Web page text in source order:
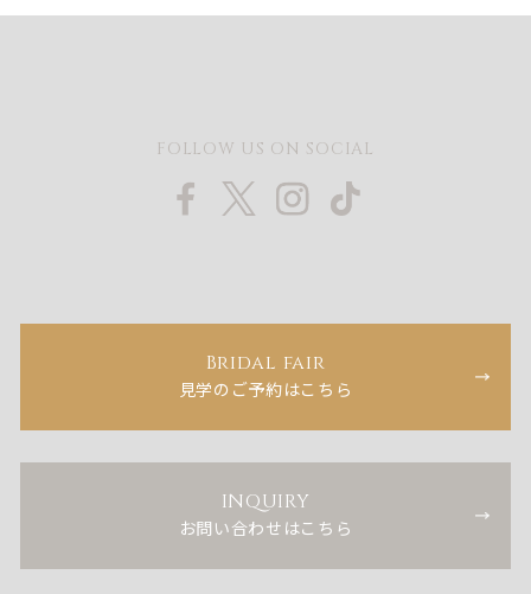
FOLLOW US ON SOCIAL
Bridal fair
見学のご予約はこちら
INQUIRY
お問い合わせはこちら